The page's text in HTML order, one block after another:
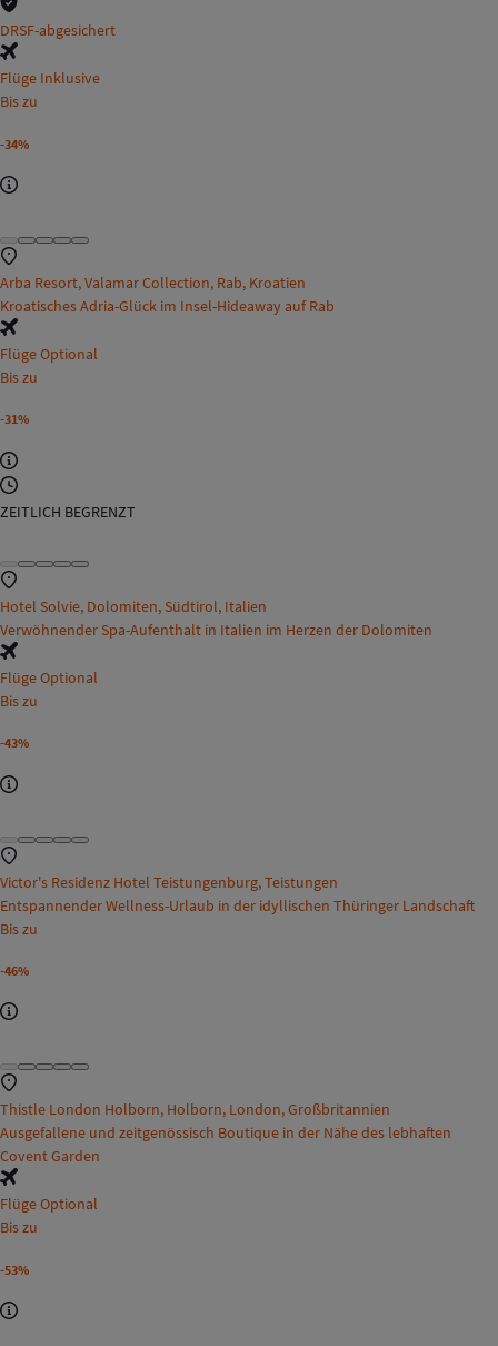
DRSF-abgesichert
Flüge Inklusive
Bis zu
-34%
Arba Resort, Valamar Collection, Rab, Kroatien
Kroatisches Adria-Glück im Insel-Hideaway auf Rab
Flüge Optional
Bis zu
-31%
ZEITLICH BEGRENZT
Hotel Solvie, Dolomiten, Südtirol, Italien
Verwöhnender Spa-Aufenthalt in Italien im Herzen der Dolomiten
Flüge Optional
Bis zu
-43%
Victor's Residenz Hotel Teistungenburg, Teistungen
Entspannender Wellness-Urlaub in der idyllischen Thüringer Landschaft
Bis zu
-46%
Thistle London Holborn, Holborn, London, Großbritannien
Ausgefallene und zeitgenössisch Boutique in der Nähe des lebhaften
Covent Garden
Flüge Optional
Bis zu
-53%